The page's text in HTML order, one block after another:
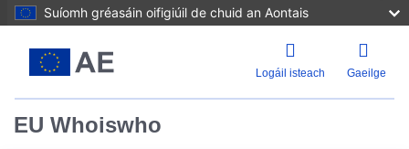
Suíomh gréasáin oifigiúil de chuid an Aontais
Logáil isteach Gaeilge
EU Whoiswho